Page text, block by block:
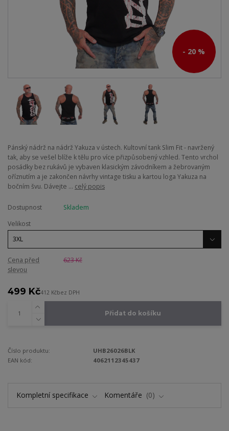
- 20 %
Pánský nádrž na nádrž Yakuza v ústech. Kultovní tank Slim Fit - navržený
tak, aby se vešel blíže k tělu pro více přizpůsobený vzhled. Tento vrchol
posádky bez rukávů je vybaven klasickým závodníkem a žebrovaným
oříznutím a je zakončen návrhy vintage tisku a kartou loga Yakuza na
bočním švu. Dávejte ... celý popis
Dostupnost
Skladem
Velikost
Cena před
slevou
623 Kč
499 Kč412 Kčbez DPH
Přidat do košíku
Číslo produktu:
UHB26026BLK
EAN kód:
4062112345437
Kompletní specifikace Komentáře 0